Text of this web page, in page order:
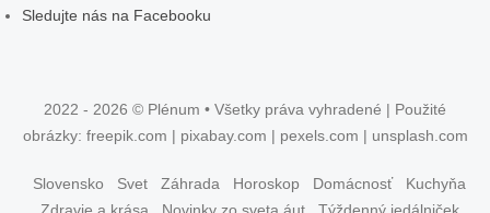
Sledujte nás na Facebooku
2022 - 2026 © Plénum • Všetky práva vyhradené | Použité
obrázky: freepik.com | pixabay.com | pexels.com | unsplash.com
Slovensko Svet Záhrada Horoskop Domácnosť
Kuchyňa